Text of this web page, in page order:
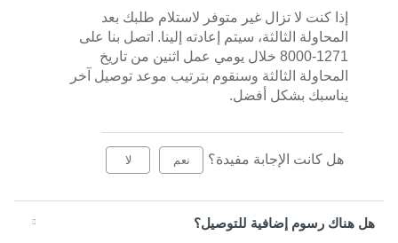
إذا كنت لا تزال غير متوفر لاستلام طلبك بعد
المحاولة الثالثة، سيتم إعادته إلينا. اتصل بنا على
1271-8000 خلال يومي عمل اثنين من تاريخ
المحاولة الثالثة وسنقوم بترتيب موعد توصيل آخر
يناسبك بشكل أفضل.
هل كانت الإجابة مفيدة؟ نعم لا
هل هناك رسوم إضافية للتوصيل؟